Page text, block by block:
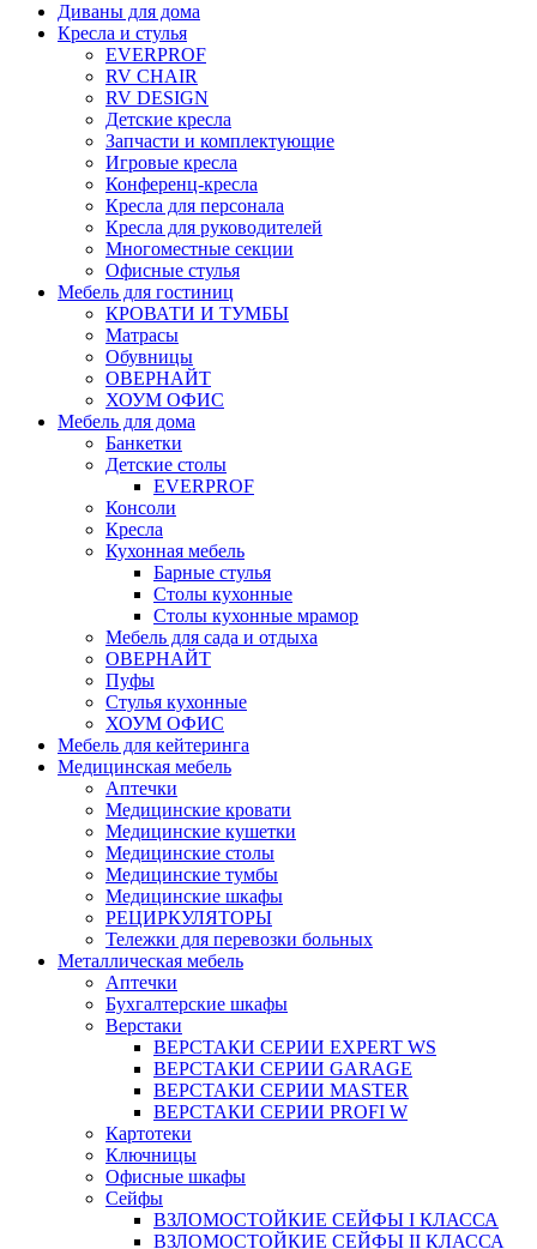
Диваны для дома
Кресла и стулья
EVERPROF
RV CHAIR
RV DESIGN
Детские кресла
Запчасти и комплектующие
Игровые кресла
Конференц-кресла
Кресла для персонала
Кресла для руководителей
Многоместные секции
Офисные стулья
Мебель для гостиниц
КРОВАТИ И ТУМБЫ
Матрасы
Обувницы
ОВЕРНАЙТ
ХОУМ ОФИС
Мебель для дома
Банкетки
Детские столы
EVERPROF
Консоли
Кресла
Кухонная мебель
Барные стулья
Столы кухонные
Столы кухонные мрамор
Мебель для сада и отдыха
ОВЕРНАЙТ
Пуфы
Стулья кухонные
ХОУМ ОФИС
Мебель для кейтеринга
Медицинская мебель
Аптечки
Медицинские кровати
Медицинские кушетки
Медицинские столы
Медицинские тумбы
Медицинские шкафы
РЕЦИРКУЛЯТОРЫ
Тележки для перевозки больных
Металлическая мебель
Аптечки
Бухгалтерские шкафы
Верстаки
ВЕРСТАКИ СЕРИИ EXPERT WS
ВЕРСТАКИ СЕРИИ GARAGE
ВЕРСТАКИ СЕРИИ MASTER
ВЕРСТАКИ СЕРИИ PROFI W
Картотеки
Ключницы
Офисные шкафы
Сейфы
ВЗЛОМОСТОЙКИЕ СЕЙФЫ I КЛАССА
ВЗЛОМОСТОЙКИЕ СЕЙФЫ II КЛАССА